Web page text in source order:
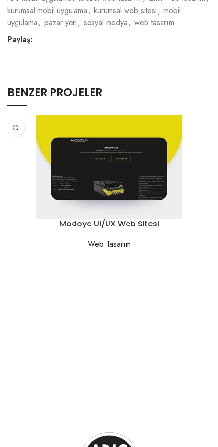
kurumsal mobil uygulama, kurumsal web sitesi, mobil
uygulama, pazar yeri, sosyal medya, web tasarım
Paylaş:
BENZER PROJELER
Modoya UI/UX Web Sitesi
Web Tasarım